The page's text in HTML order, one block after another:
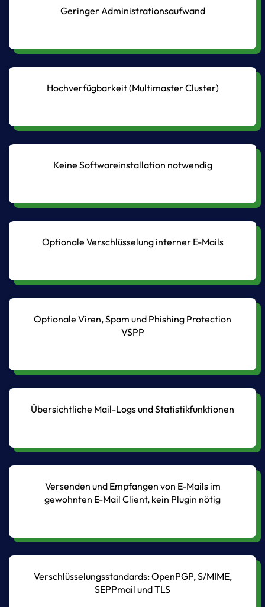
Geringer Administrationsaufwand
Hochverfügbarkeit (Multimaster Cluster)
Keine Softwareinstallation notwendig
Optionale Verschlüsselung interner E-Mails
Optionale Viren, Spam und Phishing Protection
VSPP
Übersichtliche Mail-Logs und Statistikfunktionen
Versenden und Empfangen von E-Mails im
gewohnten E-Mail Client, kein Plugin nötig
Verschlüsselungsstandards: OpenPGP, S/MIME,
SEPPmail und TLS